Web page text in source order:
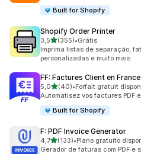
Built for Shopify
Shopify Order Printer
3,5de 5 estrelas
(355)
355 avaliações ao todo
•Grátis
Imprima listas de separação,
personalizadas e muito mais
FF: Factures Client en France
5,0de 5 estrelas
(40)
40 avaliações ao todo
•Forfait gratuit
Automatisez vos factures PDF
Built for Shopify
F: PDF Invoice Generator
4,7de 5 estrelas
(133)
133 avaliações ao todo
•Plano gratuito
Gerador de faturas com PDF e